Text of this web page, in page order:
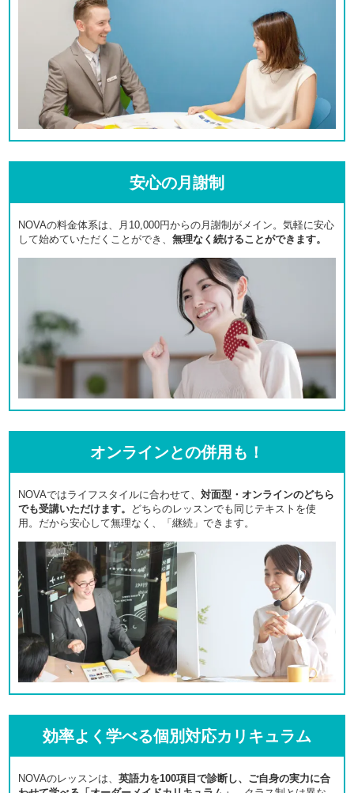
安心の月謝制
NOVAの料金体系は、月10,000円からの月謝制がメイン。気軽に安心
して始めていただくことができ、 無理なく続けることができます。
オンラインとの併用も！
NOVAではライフスタイルに合わせて、 対面型・オンラインのどちら
でも受講いただけます。
どちらのレッスンでも同じテキストを使
用。だから安心して無理なく、「継続」できます。
効率よく学べる個別対応カリキュラム
NOVAのレッスンは、 英語力を100項目で診断し、ご自身の実力に合